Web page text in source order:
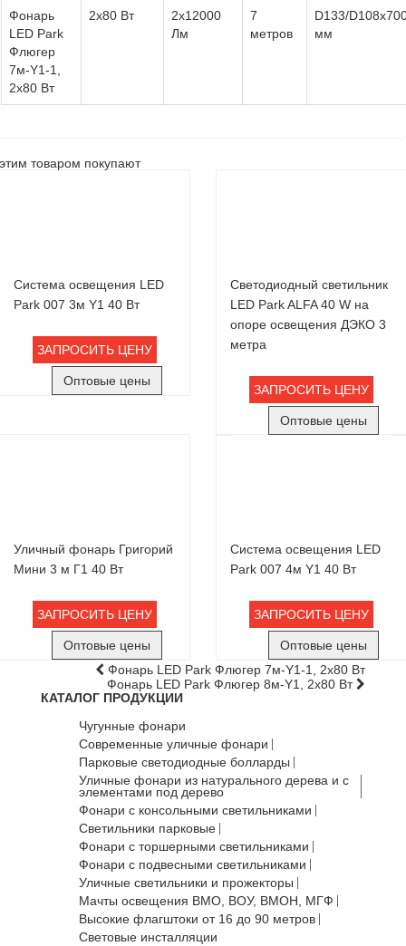
Фонарь
LED Park
Флюгер
7м-Y1-1,
2х80 Вт
2х80 Вт
2х12000
Лм
7
метров
D133/
мм
товаром покупают
Система освещения LED
Park 007 3м Y1 40 Вт
ЗАПРОСИТЬ ЦЕНУ
Оптовые цены
Светодиодный светильник
LED Park ALFA 40 W на
опоре освещения ДЭКО 3
метра
ЗАПРОСИТЬ ЦЕНУ
Оптовые цены
Уличный фонарь Григорий
Мини 3 м Г1 40 Вт
ЗАПРОСИТЬ ЦЕНУ
Оптовые цены
Система освещения LED
Park 007 4м Y1 40 Вт
ЗАПРОСИТЬ ЦЕНУ
Оптовые цены
Фонарь LED Park Флюгер 7м-Y1-1, 2х80 Вт
Фонарь LED Park Флюгер 8м-Y1, 2х80 Вт
КАТАЛОГ ПРОДУКЦИИ
Чугунные фонари
Современные уличные фонари
Парковые светодиодные болларды
Уличные фонари из натурального дерева и с
элементами под дерево
Фонари с консольными светильниками
Светильники парковые
Фонари с торшерными светильниками
Фонари с подвесными светильниками
Уличные светильники и прожекторы
Мачты освещения ВМО, ВОУ, ВМОН, МГФ
Высокие флагштоки от 16 до 90 метров
Световые инсталляции